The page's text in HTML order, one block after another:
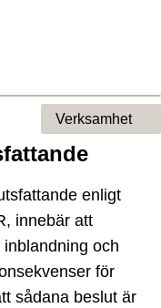
Verksamhet
enligt
innebär att
och
för
sådana beslut är